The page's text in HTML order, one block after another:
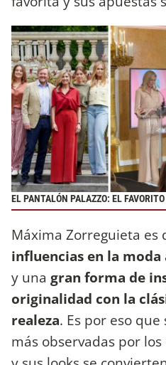
EL PANTALÓN PALAZZO: EL
Máxima Zorreguieta es
influencias en la
y una gran forma de
originalidad con la
realeza. Es por eso
más observadas por